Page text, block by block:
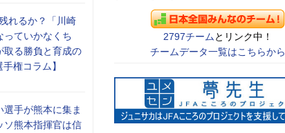
れるか？「川崎
っていかなくち
取る勝負と育成の
権コラム】
選手が熊本に集ま
ソ熊本指揮官は信
2797チーム とリンク中！
チームデータ一覧はこちらから